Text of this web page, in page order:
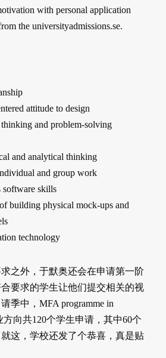
with personal application
the universityadmissions.se.
attitude to design
and problem-solving
and analytical thinking
and group work
software skills
building physical mock-ups and
technology
之外，于默奥还会在申请第一阶
要求的学生让他们提交相关的视
季中，MFA programme in
方向共120个学生申请，其中60个
这，学校还发了个恭喜，真是贴